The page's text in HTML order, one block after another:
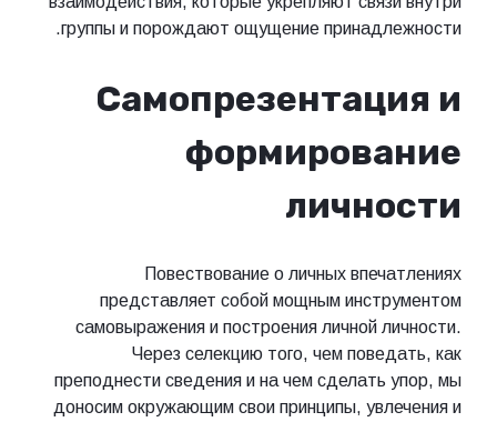
группы и порождают ощущение принадлежности.
Самопрезентация и
формирование
личности
Повествование о личных впечатлениях
представляет собой мощным инструментом
самовыражения и построения личной личности.
Через селекцию того, чем поведать, как
преподнести сведения и на чем сделать упор, мы
доносим окружающим свои принципы, увлечения и